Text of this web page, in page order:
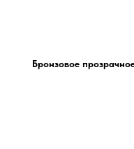
Бронзовое